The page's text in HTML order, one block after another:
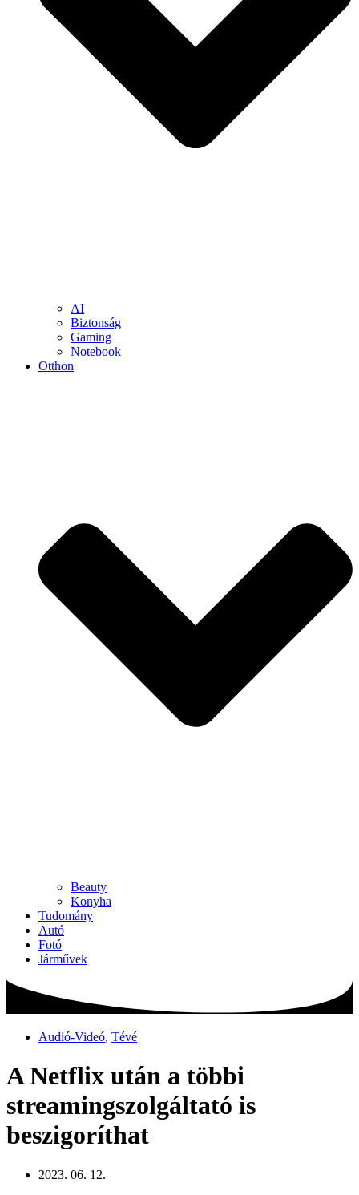
AI
Biztonság
Gaming
Notebook
Otthon
Beauty
Konyha
Tudomány
Autó
Fotó
Járművek
Audió-Videó, Tévé
A Netflix után a többi
streamingszolgáltató is
beszigoríthat
2023. 06. 12.